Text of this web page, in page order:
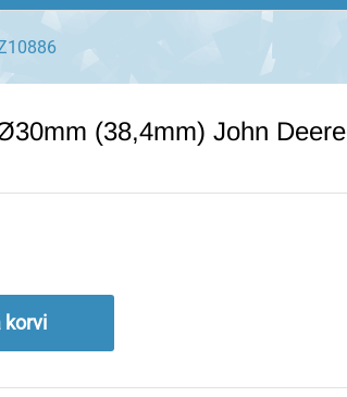
(38,4mm) John Deere
korvi